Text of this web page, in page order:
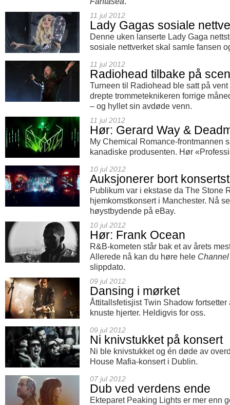
11 jul 2012
Lady Gagas sosiale
Denne uken lanserte Lady Gaga
sosiale nettverket skal samle fansen
11 jul 2012
Radiohead tilbake på
Turneen til Radiohead ble satt på
drepte trommeteknikeren forrige
– og hyllet sin avdøde venn.
11 jul 2012
Hør: Gerard Way &
My Chemical Romance-frontmannen
kanadiske produsenten. Hør
10 jul 2012
Auksjonerer bort
Publikum var i ekstase da The Stone
hjemkomstkonsert i Manchester. Nå
høystbydende på eBay.
10 jul 2012
Hør: Frank Ocean
R&B-kometen står bak et av årets
Allerede nå kan du høre hele
slippdato.
09 jul 2012
Dansing i mørket
Åttitallsfetisjist Twin Shadow
knuste hjerter. Heldigvis for oss.
09 jul 2012
Ni knivstukket på konsert
Ni ble knivstukket og én døde av
House Mafia-konsert i Dublin.
07 jul 2012
Dub ved verdens ende
Ekteparet Peaking Lights er mer enn